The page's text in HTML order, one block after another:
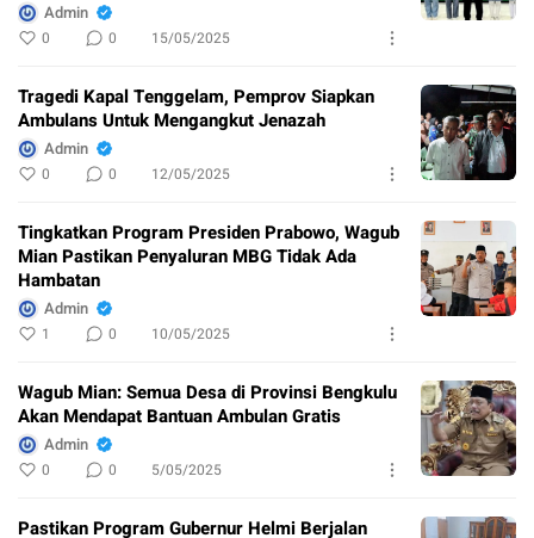
Admin
0 0 15/05/2025
Tragedi Kapal Tenggelam, Pemprov Siapkan
Ambulans Untuk Mengangkut Jenazah
Admin
0 0 12/05/2025
Tingkatkan Program Presiden Prabowo, Wagub
Mian Pastikan Penyaluran MBG Tidak Ada
Hambatan
Admin
1 0 10/05/2025
Wagub Mian: Semua Desa di Provinsi Bengkulu
Akan Mendapat Bantuan Ambulan Gratis
Admin
0 0 5/05/2025
Pastikan Program Gubernur Helmi Berjalan